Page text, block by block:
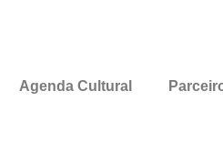
Agenda Cultural